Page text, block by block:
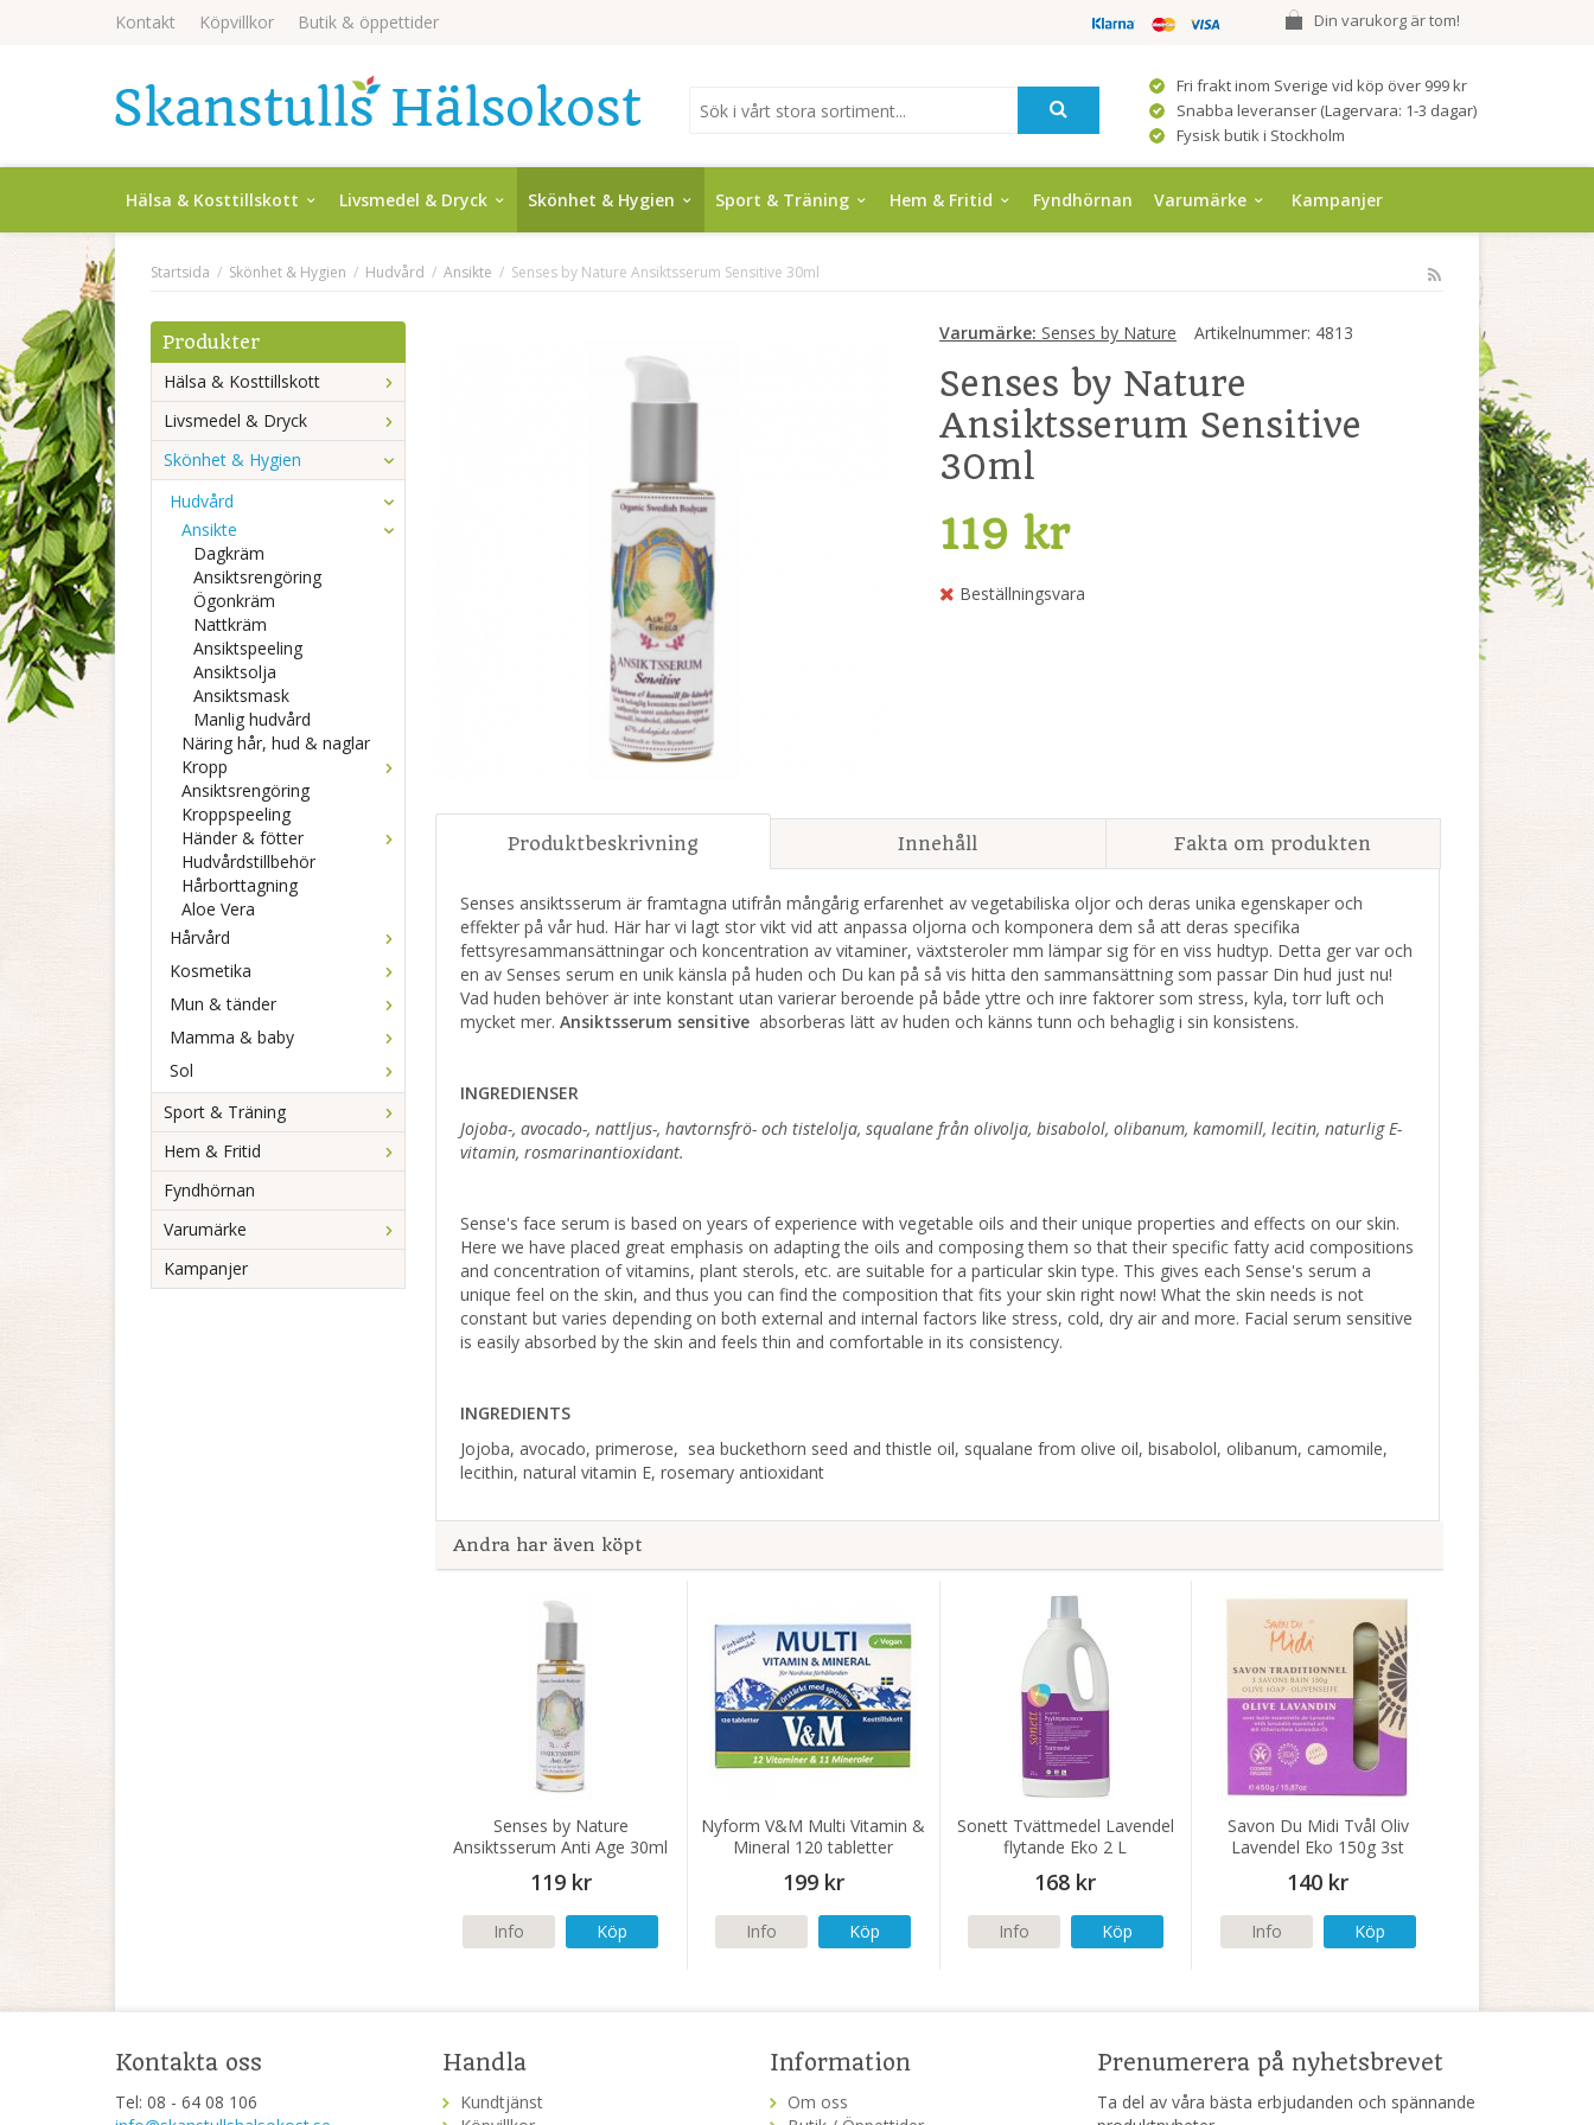
Kontakt Köpvillkor Butik & öppettider Din varukorg är tom!
Fri frakt inom Sverige vid köp över 999 kr
Snabba leveranser (Lagervara: 1-3 dagar)
Fysisk butik i Stockholm
Hälsa & Kosttillskott Livsmedel & Dryck Skönhet & Hygien Sport & Träning Hem & Fritid Fyndhörnan Varumärke Kampanjer
Startsida / Skönhet & Hygien / Hudvård / Ansikte / Senses by Nature Ansiktsserum Sensitive 30ml
Produkter
Hälsa & Kosttillskott
Livsmedel & Dryck
Skönhet & Hygien
Hudvård
Ansikte
Dagkräm
Ansiktsrengöring
Ögonkräm
Nattkräm
Ansiktspeeling
Ansiktsolja
Ansiktsmask
Manlig hudvård
Näring hår, hud & naglar
Kropp
Ansiktsrengöring
Kroppspeeling
Händer & fötter
Hudvårdstillbehör
Hårborttagning
Aloe Vera
Hårvård
Kosmetika
Mun & tänder
Mamma & baby
Sol
Sport & Träning
Hem & Fritid
Fyndhörnan
Varumärke
Kampanjer
Varumärke: Senses by Nature Artikelnummer: 4813
Senses by Nature
Ansiktsserum Sensitive
30ml
119 kr
Beställningsvara
Produktbeskrivning Innehåll Fakta om produkten
Senses ansiktsserum är framtagna utifrån mångårig erfarenhet av vegetabiliska oljor och deras unika egenskaper och
effekter på vår hud. Här har vi lagt stor vikt vid att anpassa oljorna och komponera dem så att deras specifika
fettsyresammansättningar och koncentration av vitaminer, växtsteroler mm lämpar sig för en viss hudtyp. Detta ger var och
en av Senses serum en unik känsla på huden och Du kan på så vis hitta den sammansättning som passar Din hud just nu!
Vad huden behöver är inte konstant utan varierar beroende på både yttre och inre faktorer som stress, kyla, torr luft och
mycket mer. Ansiktsserum sensitive absorberas lätt av huden och känns tunn och behaglig i sin konsistens.
INGREDIENSER
Jojoba-, avocado-, nattljus-, havtornsfrö- och tistelolja, squalane från olivolja, bisabolol, olibanum, kamomill, lecitin, naturlig E-
vitamin, rosmarinantioxidant.
Sense's face serum is based on years of experience with vegetable oils and their unique properties and effects on our skin.
Here we have placed great emphasis on adapting the oils and composing them so that their specific fatty acid compositions
and concentration of vitamins, plant sterols, etc. are suitable for a particular skin type. This gives each Sense's serum a
unique feel on the skin, and thus you can find the composition that fits your skin right now! What the skin needs is not
constant but varies depending on both external and internal factors like stress, cold, dry air and more. Facial serum sensitive
is easily absorbed by the skin and feels thin and comfortable in its consistency.
INGREDIENTS
Jojoba, avocado, primerose, sea buckethorn seed and thistle oil, squalane from olive oil, bisabolol, olibanum, camomile,
lecithin, natural vitamin E, rosemary antioxidant
Andra har även köpt
Senses by Nature
Ansiktsserum Anti Age 30ml
119 kr
Info Köp
Nyform V&M Multi Vitamin &
Mineral 120 tabletter
199 kr
Info Köp
Sonett Tvättmedel Lavendel
flytande Eko 2 L
168 kr
Info Köp
Savon Du Midi Tvål Oliv
Lavendel Eko 150g 3st
140 kr
Info Köp
Kontakta oss
Tel: 08 - 64 08 106
Handla
Kundtjänst
Information
Om oss
Prenumerera på nyhetsbrevet
Ta del av våra bästa erbjudanden och spännande